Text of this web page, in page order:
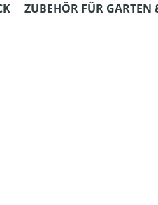
ZUBEHÖR FÜR GARTEN